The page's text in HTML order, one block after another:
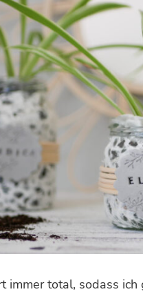
immer total, sodass